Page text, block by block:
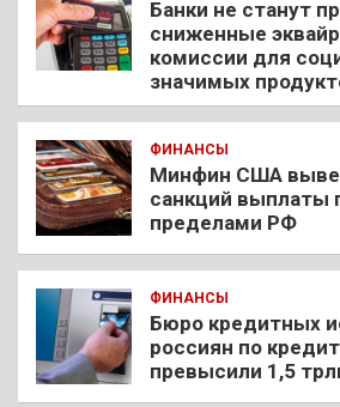
Банки не станут
сниженные
комиссии для
значимых
ФИНАНСЫ
Минфин США
санкций выплаты
пределами РФ
ФИНАНСЫ
Бюро кредитных
россиян по
превысили 1,5